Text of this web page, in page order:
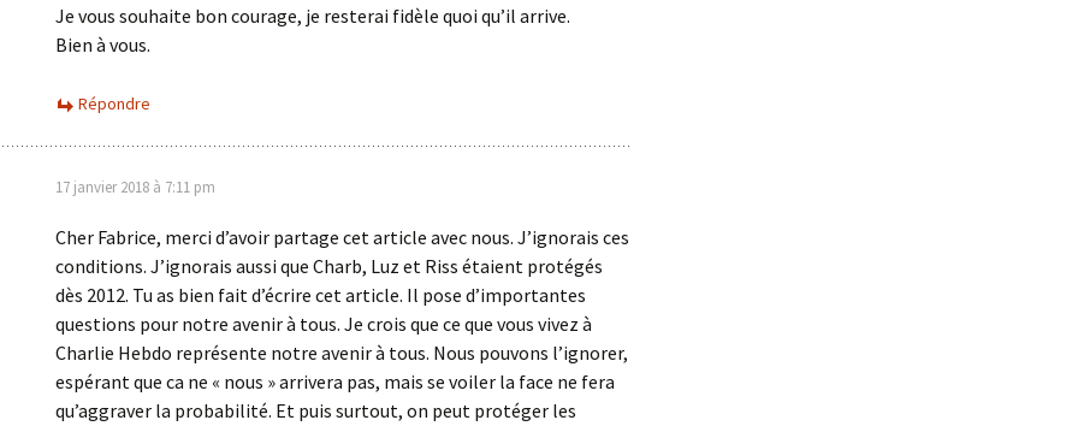
Je vous souhaite bon courage, je resterai fidèle quoi qu’il arrive.
Bien à vous.
Répondre
17 janvier 2018 à 7:11 pm
Cher Fabrice, merci d’avoir partage cet article avec nous. J’ignorais ces
conditions. J’ignorais aussi que Charb, Luz et Riss étaient protégés
dès 2012. Tu as bien fait d’écrire cet article. Il pose d’importantes
questions pour notre avenir à tous. Je crois que ce que vous vivez à
Charlie Hebdo représente notre avenir à tous. Nous pouvons l’ignorer,
espérant que ca ne « nous » arrivera pas, mais se voiler la face ne fera
qu’aggraver la probabilité. Et puis surtout, on peut protéger les